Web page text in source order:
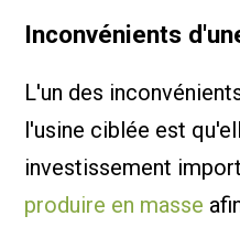
Inconvénients
L'un des
l'usine ciblée est
investissement
produire en masse